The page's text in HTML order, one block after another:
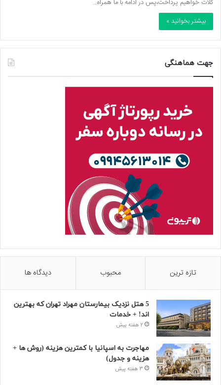
کلات خواهیم پرداخت،پس در ادامه با ما همراه…
بیشتر بخوانید »
جهت هماهنگی
تازه ترین محبوب دیدگاه ها
5 هتل نزدیک بیمارستان مهراد تهران که بهترین‌
اند! + خدمات
2 هفته پیش
مهاجرت به اسپانیا با کمترین هزینه (روش ها +
هزینه و جدول)
3 هفته پیش